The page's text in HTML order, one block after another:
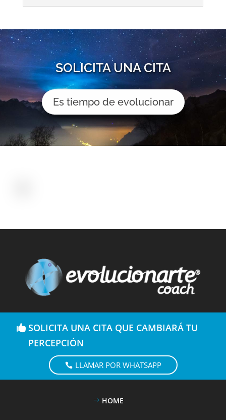
SOLICITA UNA CITA
Es tiempo de evolucionar
SOLICITA UNA CITA QUE CAMBIARÁ TU
PERCEPCIÓN
LLAMAR POR WHATSAPP
HOME